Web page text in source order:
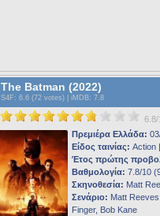
The Batman (2022)
S4F : 6.6 (72 votes) | iMDB: 7.8
6.8/
Πρεμιέρα Ελλάδα:
Είδος ταινίας: Action
Έτος πρώτης
Βαθμολογία: 7.8/10
Σκηνοθεσία: Matt
Σενάριο: Matt
Finger, Bob Kane